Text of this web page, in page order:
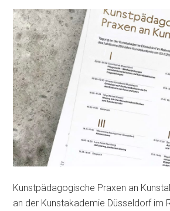
Kunstpädagogische Praxen an
an der Kunstakademie Düsseldorf im